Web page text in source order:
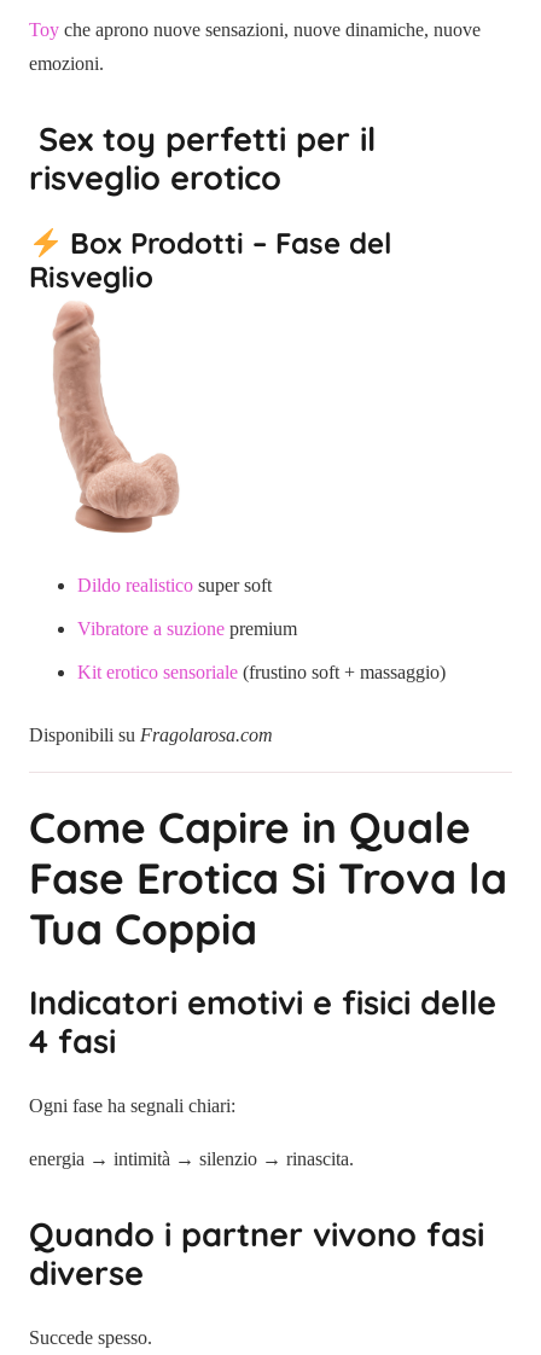
Toy che aprono nuove sensazioni, nuove dinamiche, nuove
emozioni.
Sex toy perfetti per il
risveglio erotico
Box Prodotti – Fase del
Risveglio
Dildo realistico super soft
Vibratore a suzione premium
Kit erotico sensoriale (frustino soft + massaggio)
Disponibili su Fragolarosa.com
Come Capire in Quale
Fase Erotica Si Trova la
Tua Coppia
Indicatori emotivi e fisici delle
4 fasi
Ogni fase ha segnali chiari:
energia → intimità → silenzio → rinascita.
Quando i partner vivono fasi
diverse
Succede spesso.